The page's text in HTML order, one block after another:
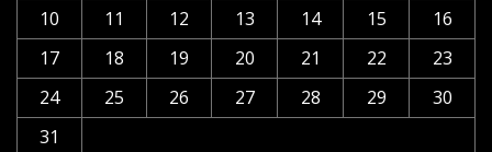
10
11 12 13 14 15
16
17
18 19 20 21 22
23
24
25 26 27 28 29
30
31